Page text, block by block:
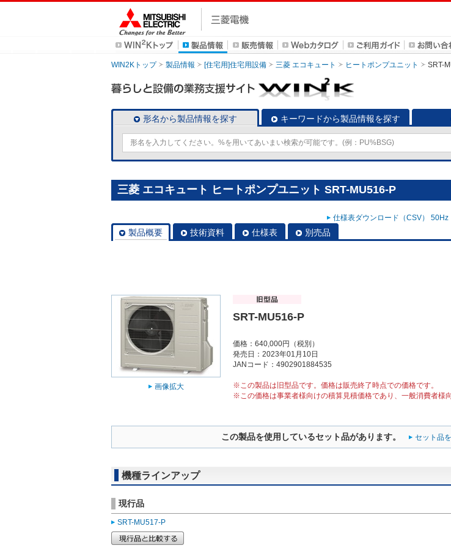
WIN2Kトップ 製品情報 [住宅用]住宅用設備 三菱 エコキュート ヒートポンプユニット SRT-
形名から製品情報を探す キーワードから製品情報を探す
三菱 エコキュート ヒートポンプユニット SRT-MU516-P
仕様表ダウンロード（CSV） 50Hz
製品概要 技術資料 仕様表 別売品
画像拡大
SRT-MU516-P
価格：640,000円（税別）
発売日：2023年01月10日
JANコード：4902901884535
※この製品は旧型品です。価格は販売終了時点での価格です。
※この価格は事業者様向けの積算見積価格であり、一般消費者様
この製品を使用しているセット品があります。 セット品
機種ラインアップ
現行品
SRT-MU517-P